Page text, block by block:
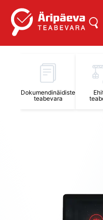
Dokumendinäidiste
teabevara